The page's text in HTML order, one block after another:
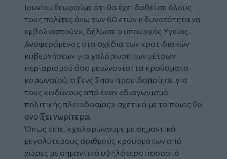
Ιουνίου θεωρούμε ότι θα έχει δοθεί σε όλους
τους πολίτες άνω των 60 ετών η δυνατότητα να
εμβολιαστούν», δήλωσε ο υπουργός Υγείας.
Αναφερόμενος στα σχέδια των κρατιδιακών
κυβερνήσεων για χαλάρωση των μέτρων
περιορισμού όσο μειώνονται τα κρούσματα
κορωνοϊού, ο Γενς Σπαν προειδοποίησε για
τους κινδύνους από έναν «διαγωνισμό
πολιτικής πλειοδοσίας» σχετικά με το ποιος θα
ανοίξει νωρίτερα.
Όπως είπε, «χαλαρώνουμε με σημαντικά
μεγαλύτερους αριθμούς κρουσμάτων από
χώρες με σημαντικά υψηλότερο ποσοστό